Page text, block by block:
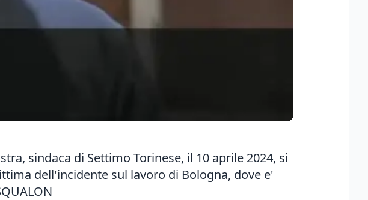
sindaca di Settimo Torinese, il 10 aprile 2024, si
dell'incidente sul lavoro di Bologna, dove e'